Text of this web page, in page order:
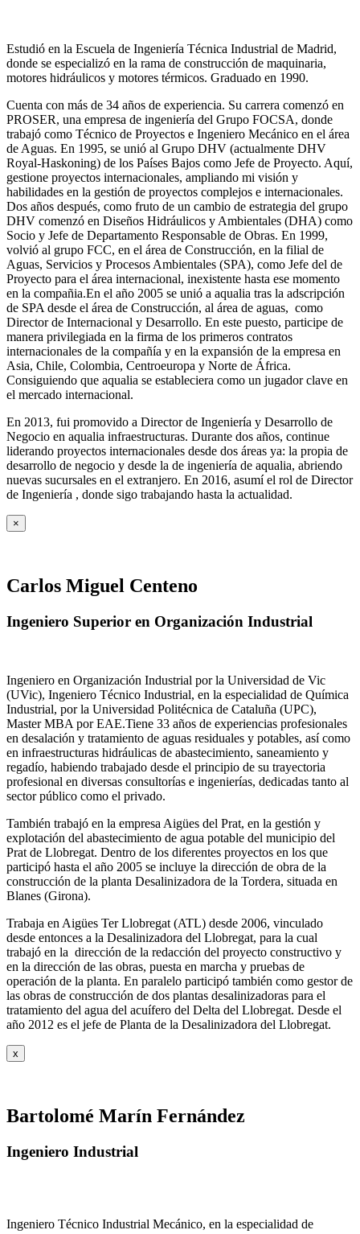
Estudió en la Escuela de Ingeniería Técnica Industrial de Madrid,
donde se especializó en la rama de construcción de maquinaria,
motores hidráulicos y motores térmicos. Graduado en 1990.
Cuenta con más de 34 años de experiencia. Su carrera comenzó en
PROSER, una empresa de ingeniería del Grupo FOCSA, donde
trabajó como Técnico de Proyectos e Ingeniero Mecánico en el área
de Aguas. En 1995, se unió al Grupo DHV (actualmente DHV
Royal-Haskoning) de los Países Bajos como Jefe de Proyecto. Aquí,
gestione proyectos internacionales, ampliando mi visión y
habilidades en la gestión de proyectos complejos e internacionales.
Dos años después, como fruto de un cambio de estrategia del grupo
DHV comenzó en Diseños Hidráulicos y Ambientales (DHA) como
Socio y Jefe de Departamento Responsable de Obras. En 1999,
volvió al grupo FCC, en el área de Construcción, en la filial de
Aguas, Servicios y Procesos Ambientales (SPA), como Jefe del de
Proyecto para el área internacional, inexistente hasta ese momento
en la compañia.En el año 2005 se unió a aqualia tras la adscripción
de SPA desde el área de Construcción, al área de aguas, como
Director de Internacional y Desarrollo. En este puesto, participe de
manera privilegiada en la firma de los primeros contratos
internacionales de la compañía y en la expansión de la empresa en
Asia, Chile, Colombia, Centroeuropa y Norte de África.
Consiguiendo que aqualia se estableciera como un jugador clave en
el mercado internacional.
En 2013, fui promovido a Director de Ingeniería y Desarrollo de
Negocio en aqualia infraestructuras. Durante dos años, continue
liderando proyectos internacionales desde dos áreas ya: la propia de
desarrollo de negocio y desde la de ingeniería de aqualia, abriendo
nuevas sucursales en el extranjero. En 2016, asumí el rol de Director
de Ingeniería , donde sigo trabajando hasta la actualidad.
×
Carlos Miguel Centeno
Ingeniero Superior en Organización Industrial
Ingeniero en Organización Industrial por la Universidad de Vic
(UVic), Ingeniero Técnico Industrial, en la especialidad de Química
Industrial, por la Universidad Politécnica de Cataluña (UPC),
Master MBA por EAE.Tiene 33 años de experiencias profesionales
en desalación y tratamiento de aguas residuales y potables, así como
en infraestructuras hidráulicas de abastecimiento, saneamiento y
regadío, habiendo trabajado desde el principio de su trayectoria
profesional en diversas consultorías e ingenierías, dedicadas tanto al
sector público como el privado.
También trabajó en la empresa Aigües del Prat, en la gestión y
explotación del abastecimiento de agua potable del municipio del
Prat de Llobregat. Dentro de los diferentes proyectos en los que
participó hasta el año 2005 se incluye la dirección de obra de la
construcción de la planta Desalinizadora de la Tordera, situada en
Blanes (Girona).
Trabaja en Aigües Ter Llobregat (ATL) desde 2006, vinculado
desde entonces a la Desalinizadora del Llobregat, para la cual
trabajó en la dirección de la redacción del proyecto constructivo y
en la dirección de las obras, puesta en marcha y pruebas de
operación de la planta. En paralelo participó también como gestor de
las obras de construcción de dos plantas desalinizadoras para el
tratamiento del agua del acuífero del Delta del Llobregat. Desde el
año 2012 es el jefe de Planta de la Desalinizadora del Llobregat.
x
Bartolomé Marín Fernández
Ingeniero Industrial
Ingeniero Técnico Industrial Mecánico, en la especialidad de